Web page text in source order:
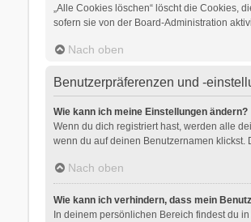
„Alle Cookies löschen“ löscht die Cookies,
sofern sie von der Board-Administration
Nach oben
Benutzerpräferenzen und -
Wie kann ich meine Einstellungen ändern?
Wenn du dich registriert hast, werden alle
wenn du auf deinen Benutzernamen
Nach oben
Wie kann ich verhindern, dass mein
In deinem persönlichen Bereich findest du